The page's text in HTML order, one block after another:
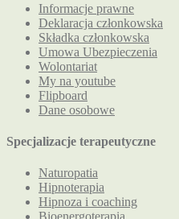
Informacje prawne
Deklaracja członkowska
Składka członkowska
Umowa Ubezpieczenia
Wolontariat
My na youtube
Flipboard
Dane osobowe
Specjalizacje terapeutyczne
Naturopatia
Hipnoterapia
Hipnoza i coaching
Bioenergoterapia